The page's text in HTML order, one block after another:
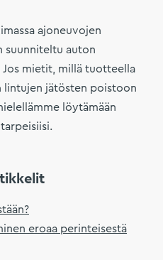
ajoneuvojen
suunniteltu auton
mietit, millä tuotteella
lintujen jätösten poistoon
löytämään
eroaa perinteisestä